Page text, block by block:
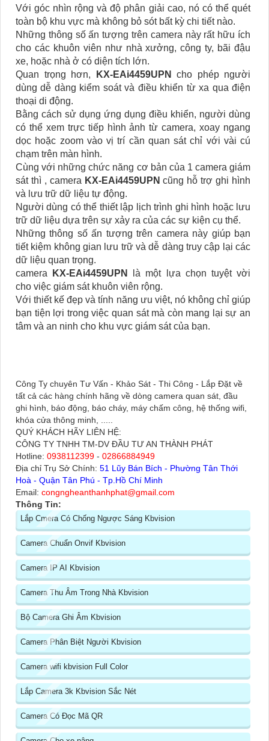
Với góc nhìn rộng và độ phân giải cao, nó có thể quét
toàn bộ khu vực mà không bỏ sót bất kỳ chi tiết nào.
Những thông số ấn tượng trên camera này rất hữu ích
cho các khuôn viên như nhà xưởng, công ty, bãi đậu
xe, hoặc nhà ở có diện tích lớn.
Quan trọng hơn,
KX-EAi4459UPN
cho phép người
dùng dễ dàng kiểm soát và điều khiển từ xa qua điện
thoại di động.
Bằng cách sử dụng ứng dụng điều khiển, người dùng
có thể xem trực tiếp hình ảnh từ camera, xoay ngang
dọc hoặc zoom vào vị trí cần quan sát chỉ với vài cú
chạm trên màn hình.
Cùng với những chức năng cơ bản của 1 camera giám
sát thì , camera KX-EAi4459UPN cũng hỗ trợ ghi hình
và lưu trữ dữ liệu tự động.
Người dùng có thể thiết lập lịch trình ghi hình hoặc lưu
trữ dữ liệu dựa trên sự xảy ra của các sự kiện cụ thể.
Những thông số ấn tượng trên camera này giúp bạn
tiết kiệm không gian lưu trữ và dễ dàng truy cập lại các
dữ liệu quan trọng.
camera
KX-EAi4459UPN
là một lựa chọn tuyệt vời
cho việc giám sát khuôn viên rộng.
Với thiết kế đẹp và tính năng ưu việt, nó không chỉ giúp
bạn tiện lợi trong việc quan sát mà còn mang lại sự an
tâm và an ninh cho khu vực giám sát của bạn.
Công Ty chuyên Tư Vấn - Khảo Sát - Thi Công - Lắp Đặt về
tất cả các hàng chính hãng về dòng camera quan sát, đầu
ghi hình, báo động, báo cháy, máy chấm công, hệ thống wifi,
khóa cửa thông minh, .....
QUÝ KHÁCH HÃY LIÊN HỆ:
CÔNG TY TNHH TM-DV ĐẦU TƯ AN THÀNH PHÁT
Hotline: 0938112399 - 02866884949
Địa chỉ Trụ Sở Chính: 51 Lũy Bán Bích - Phường Tân Thới
Hoà - Quận Tân Phú - Tp.Hồ Chí Minh
Email: congngheanthanhphat@gmail.com
Thông Tin:
Lắp Cmera Có Chống Ngược Sáng Kbvision
Camera Chuẩn Onvif Kbvision
Camera IP AI Kbvision
Camera Thu Âm Trong Nhà Kbvision
Bộ Camera Ghi Âm Kbvision
Camera Phân Biệt Người Kbvision
Camera wifi kbvision Full Color
Lắp Camera 3k Kbvision Sắc Nét
Camera Có Đọc Mã QR